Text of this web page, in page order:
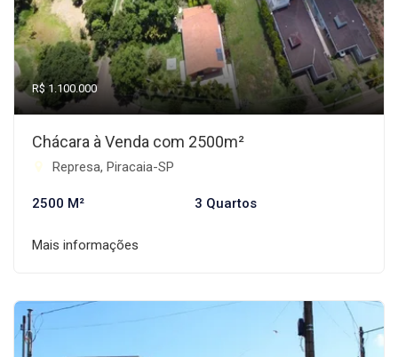
R$ 1.100.000
Chácara à Venda com 2500m²
Represa, Piracaia-SP
2500 M² 3 Quartos
Mais informações